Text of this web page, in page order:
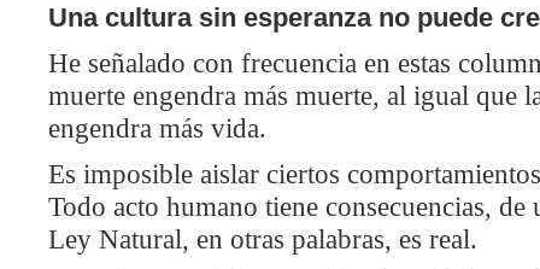
Una cultura sin esperanza no puede
He señalado con frecuencia en estas
muerte engendra más muerte, al igual que
engendra más vida.
Es imposible aislar ciertos
Todo acto humano tiene consecuencias,
Ley Natural, en otras palabras, es real.